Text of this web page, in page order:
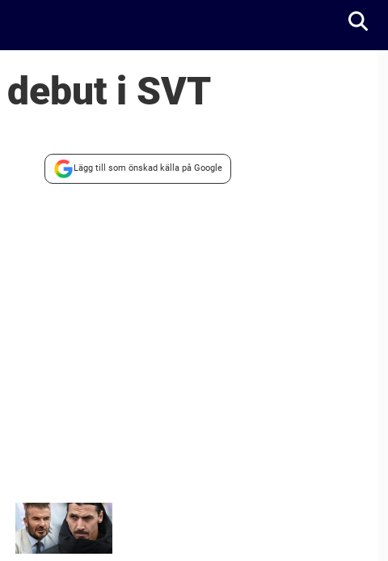
i SVT
Lägg till som önskad källa på Google